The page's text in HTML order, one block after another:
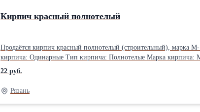
Кирпич красный полнотелый
Продаётся кирпич красный полнотелый (строительный), марка
кирпича: Одинарные Тип кирпича: Полнотелые Марка кирпича:
22 руб.
Рязань